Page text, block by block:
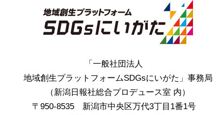
「一般社団法人
地域創生プラットフォームSDGsにいがた」事務局
（新潟日報社総合プロデュース室 内）
〒950-8535 新潟市中央区万代3丁目1番1号